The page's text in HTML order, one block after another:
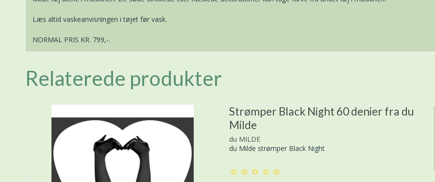
Læs altid vaskeanvisningen i tøjet før vask.
NORMAL PRIS KR. 799,-.
Relaterede produkter
Strømper Black Night 60 denier fra du
Milde
du MILDE
du Milde strømper Black Night